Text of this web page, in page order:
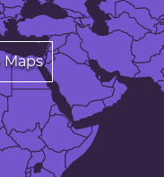
Maps